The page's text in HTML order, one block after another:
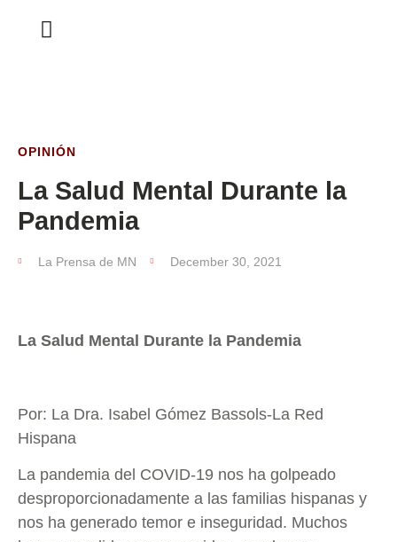
OPINIÓN
La Salud Mental Durante la
Pandemia
La Prensa de MN December 30, 2021
La Salud Mental Durante la Pandemia
Por: La Dra. Isabel Gómez Bassols-La Red
Hispana
La pandemia del COVID-19 nos ha golpeado
desproporcionadamente a las familias hispanas y
nos ha generado temor e inseguridad. Muchos